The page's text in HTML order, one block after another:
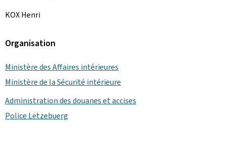
KOX Henri
Organisation
Ministère des Affaires intérieures
Ministère de la Sécurité intérieure
Administration des douanes et accises
Police Lëtzebuerg